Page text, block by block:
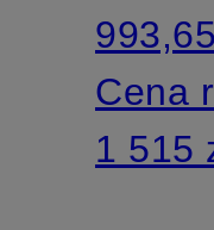
Cena
1 515